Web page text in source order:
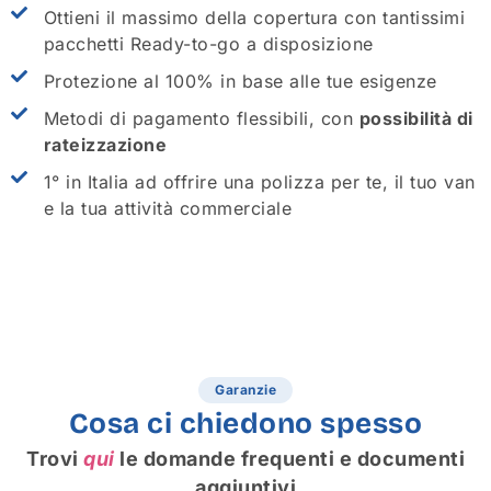
Ottieni il massimo della copertura con tantissimi
pacchetti Ready-to-go a disposizione
Protezione al 100% in base alle tue esigenze
Metodi di pagamento flessibili, con possibilità di
rateizzazione
1° in Italia ad offrire una polizza per te, il tuo van
e la tua attività commerciale
Garanzie
Cosa ci chiedono spesso
Trovi qui le domande frequenti e documenti